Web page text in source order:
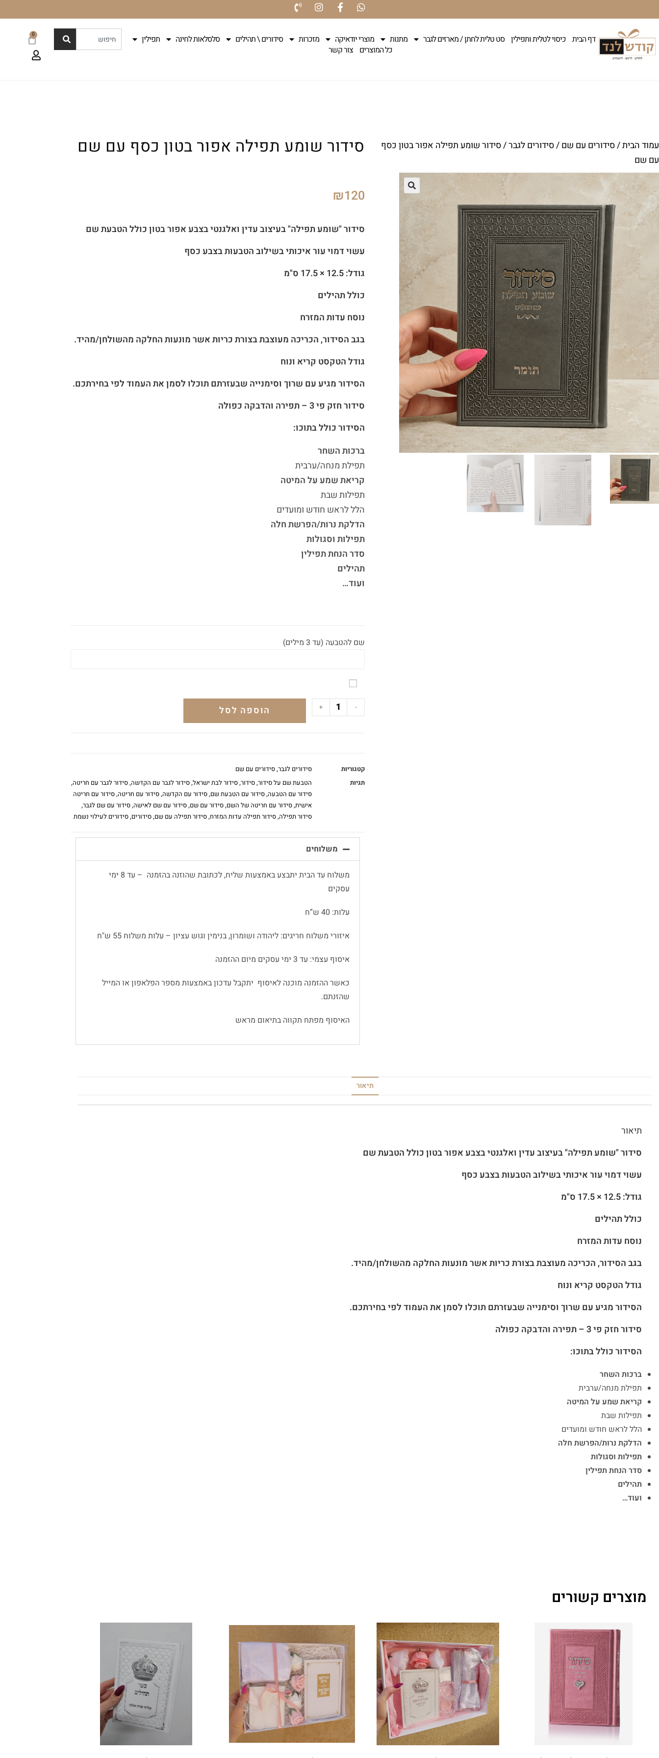
דף הבית כיסוי לטלית ותפילין סט טלית לחתן / מארזים לגבר מתנות מוצרי יודאיקה מזכרות סידורים \ תהילים סלסלאות לחינה
תפילין
כל המוצרים צור קשר
0
עמוד הבית/סידורים עם שם/סידורים לגבר/ סידור שומע תפילה אפור בטון כסף
עם שם
סידור שומע תפילה אפור בטון כסף עם שם
₪120
סידור "שומע תפילה" בעיצוב עדין ואלגנטי בצבע אפור בטון כולל הטבעת שם
עשוי דמוי עור איכותי בשילוב הטבעות בצבע כסף
גודל: 12.5 × 17.5 ס"מ
כולל תהילים
נוסח עדות המזרח
בגב הסידור, הכריכה מעוצבת בצורת כריות אשר מונעות החלקה מהשולחן/מהיד.
גודל הטקסט קריא ונוח
הסידור מגיע עם שרוך וסימנייה שבעזרתם תוכלו לסמן את העמוד לפי בחירתכם.
סידור חזק פי 3 – תפירה והדבקה כפולה
הסידור כולל בתוכו:
ברכות השחר
תפילת מנחה/ערבית
קריאת שמע על המיטה
תפילות שבת
הלל לראש חודש ומועדים
הדלקת נרות/הפרשת חלה
תפילות וסגולות
סדר הנחת תפילין
תהילים
ועוד…
שם להטבעה (עד 3 מילים)
-
+ הוספה לסל
קטגוריות סידורים לגבר,סידורים עם שם
תגיות
הטבעת שם על סידור,סידור,סידור לבת ישראל,סידור לגבר עם הקדשה,סידור לגבר עם חריטה,
סידור עם הטבעה,סידור עם הטבעת שם,סידור עם הקדשה,סידור עם חריטה,סידור עם חריטה
אישית,סידור עם חריטה של השם,סידור עם שם,סידור עם שם לאישה,סידור עם שם לגבר,
סידור תפילה,סידור תפילה עדות המזרח,סידור תפילה עם שם,סידורים,סידורים לעילוי נשמת
משלוחים
משלוח עד הבית יתבצע באמצעות שליח, לכתובת שהוזנה בהזמנה – עד 8 ימי
עסקים
עלות: 40 ש”ח
איזורי משלוח חריגים: ליהודה ושומרון, בנימין וגוש עציון – עלות משלוח 55 ש"ח
איסוף עצמי: עד 3 ימי עסקים מיום ההזמנה
כאשר ההזמנה מוכנה לאיסוף יתקבל עדכון באמצעות מספר הפלאפון או המייל
שהזנתם.
האיסוף מפתח תקווה בתיאום מראש
תיאור
תיאור
סידור "שומע תפילה" בעיצוב עדין ואלגנטי בצבע אפור בטון כולל הטבעת שם
עשוי דמוי עור איכותי בשילוב הטבעות בצבע כסף
גודל: 12.5 × 17.5 ס"מ
כולל תהילים
נוסח עדות המזרח
בגב הסידור, הכריכה מעוצבת בצורת כריות אשר מונעות החלקה מהשולחן/מהיד.
גודל הטקסט קריא ונוח
הסידור מגיע עם שרוך וסימנייה שבעזרתם תוכלו לסמן את העמוד לפי בחירתכם.
סידור חזק פי 3 – תפירה והדבקה כפולה
הסידור כולל בתוכו:
ברכות השחר
תפילת מנחה/ערבית
קריאת שמע על המיטה
תפילות שבת
הלל לראש חודש ומועדים
הדלקת נרות/הפרשת חלה
תפילות וסגולות
סדר הנחת תפילין
תהילים
ועוד…
מוצרים קשורים